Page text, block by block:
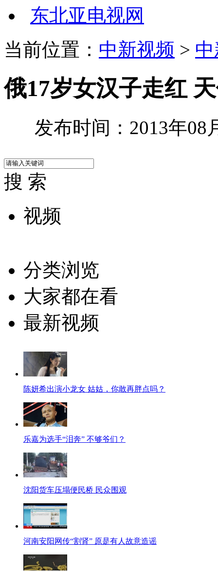
东北亚电视网
当前位置： 中新视频 >
俄17岁女汉子走红
发布时间：2013年08
搜 索
视频
分类浏览
大家都在看
最新视频
陈妍希出演小龙女 姑姑，你敢再胖点吗？
乐嘉为选手“泪奔” 不够爷们？
沈阳货车压塌便民桥 民众围观
河南安阳网传“割肾” 原是有人故意造谣